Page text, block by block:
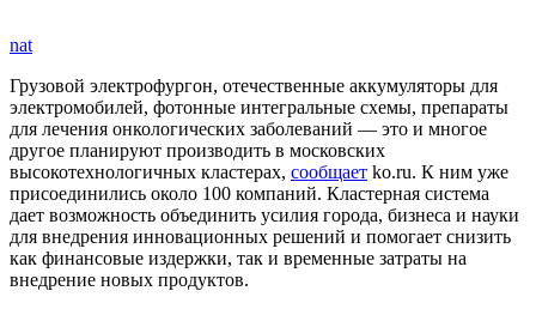
nat
Грузовой электрофургон, отечественные аккумуляторы для
электромобилей, фотонные интегральные схемы, препараты
для лечения онкологических заболеваний — это и многое
другое планируют производить в московских
высокотехнологичных кластерах, сообщает ko.ru. К ним уже
присоединились около 100 компаний. Кластерная система
дает возможность объединить усилия города, бизнеса и науки
для внедрения инновационных решений и помогает снизить
как финансовые издержки, так и временные затраты на
внедрение новых продуктов.